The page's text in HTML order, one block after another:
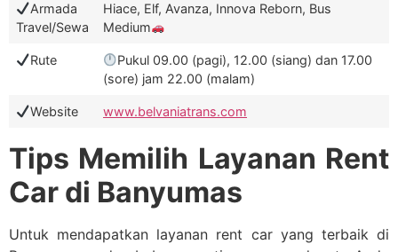
Armada
Travel/Sewa
Hiace, Elf, Avanza, Innova Reborn, Bus
Medium
Rute
Pukul 09.00 (pagi), 12.00 (siang) dan 17.00
(sore) jam 22.00 (malam)
Website www.belvaniatrans.com
Tips Memilih Layanan Rent
Car di Banyumas
Untuk mendapatkan layanan rent car yang terbaik di